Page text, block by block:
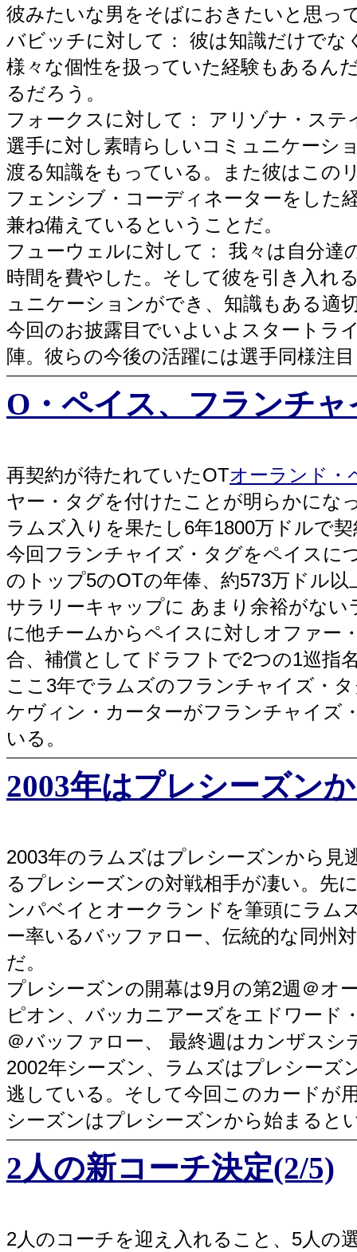
彼みたいな男をそばにおきたいと思っ
バビッチに対して： 彼は知識だけで
様々な個性を扱っていた経験もあるん
るだろう。
フォークスに対して： アリゾナ・ス
選手に対し素晴らしいコミュニケーシ
渡る知識をもっている。また彼はこの
フェンシブ・コーディネーターをした
兼ね備えているということだ。
フューウェルに対して： 我々は自分
時間を費やした。そして彼を引き入れ
ュニケーションができ、知識もある適
今回のお披露目でいよいよスタートラ
陣。彼らの今後の活躍には選手同様注
O・ペイス、フランチ
再契約が待たれていたOTオーランド・
ヤー・タグを付けたことが明らかにな
ラムズ入りを果たし6年1800万ドルで
今回フランチャイズ・タグをペイスに
のトップ5のOTの年俸、約573万ドル
サラリーキャップに あまり余裕がな
に他チームからペイスに対しオファー
合、補償としてドラフトで2つの1巡指
ここ3年でラムズのフランチャイズ・
ケヴィン・カーターがフランチャイズ
いる。
2003年はプレシーズン
2003年のラムズはプレシーズンから
るプレシーズンの対戦相手が凄い。先
ンパベイとオークランドを筆頭にラム
ー率いるバッファロー、伝統的な同州
だ。
プレシーズンの開幕は9月の第2週＠オ
ピオン、バッカニアーズをエドワード
＠バッファロー、 最終週はカンザスシ
2002年シーズン、ラムズはプレシーズ
逃している。そして今回このカードが
シーズンはプレシーズンから始まると
2人の新コーチ決定(2/5)
2人のコーチを迎え入れること、5人の